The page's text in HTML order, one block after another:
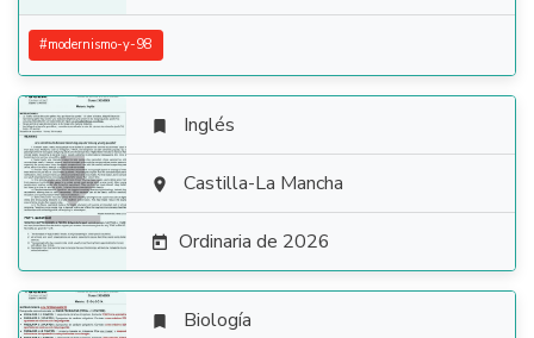
#modernismo-y-98

 Inglés
 Castilla-La Mancha
 Ordinaria de 2026
 Biología